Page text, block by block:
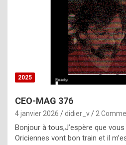
i
s
t
o
r
p
e
c
2025
CEO-MAG 376
4 janvier 2026 didier_v 2
Bonjour à tous,J’espère que
Oriciennes vont bon train et il